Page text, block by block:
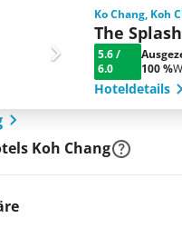
Ko Chang, Koh
The
5.6/
6.0
100 %
Hoteldetails
Koh Chang